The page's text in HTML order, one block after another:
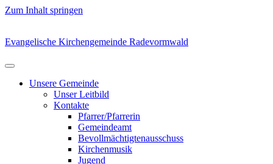
Zum Inhalt springen
Evangelische Kirchengemeinde Radevormwald
Unsere Gemeinde
Unser Leitbild
Kontakte
Pfarrer/Pfarrerin
Gemeindeamt
Bevollmächtigtenausschuss
Kirchenmusik
Jugend